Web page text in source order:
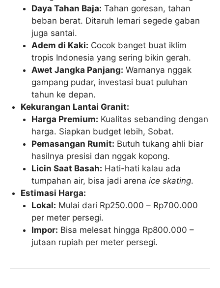
Daya Tahan Baja: Tahan goresan, tahan
beban berat. Ditaruh lemari segede gaban
juga santai.
Adem di Kaki: Cocok banget buat iklim
tropis Indonesia yang sering bikin gerah.
Awet Jangka Panjang: Warnanya nggak
gampang pudar, investasi buat puluhan
tahun ke depan.
Kekurangan Lantai Granit:
Harga Premium: Kualitas sebanding dengan
harga. Siapkan budget lebih, Sobat.
Pemasangan Rumit: Butuh tukang ahli biar
hasilnya presisi dan nggak kopong.
Licin Saat Basah: Hati-hati kalau ada
tumpahan air, bisa jadi arenaice skating.
Estimasi Harga:
Lokal: Mulai dari Rp250.000 – Rp700.000
per meter persegi.
Impor: Bisa melesat hingga Rp800.000 –
jutaan rupiah per meter persegi.